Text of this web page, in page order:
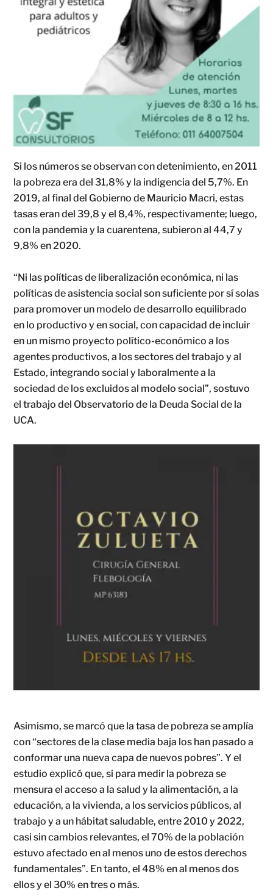
Si los números se observan con detenimiento, en 2011
la pobreza era del 31,8% y la indigencia del 5,7%. En
2019, al final del Gobierno de Mauricio Macri, estas
tasas eran del 39,8 y el 8,4%, respectivamente; luego,
con la pandemia y la cuarentena, subieron al 44,7 y
9,8% en 2020.
“Ni las políticas de liberalización económica, ni las
políticas de asistencia social son suficiente por sí solas
para promover un modelo de desarrollo equilibrado
en lo productivo y en social, con capacidad de incluir
en un mismo proyecto político-económico a los
agentes productivos, a los sectores del trabajo y al
Estado, integrando social y laboralmente a la
sociedad de los excluidos al modelo social”, sostuvo
el trabajo del Observatorio de la Deuda Social de la
UCA.
Asimismo, se marcó que la tasa de pobreza se amplía
con “sectores de la clase media baja los han pasado a
conformar una nueva capa de nuevos pobres”. Y el
estudio explicó que, si para medir la pobreza se
mensura el acceso a la salud y la alimentación, a la
educación, a la vivienda, a los servicios públicos, al
trabajo y a un hábitat saludable, entre 2010 y 2022,
casi sin cambios relevantes, el 70% de la población
estuvo afectado en al menos uno de estos derechos
fundamentales”. En tanto, el 48% en al menos dos
ellos y el 30% en tres o más.